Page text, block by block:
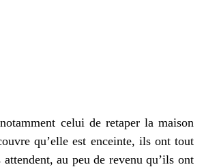
celui de retaper la maison
qu’elle est enceinte, ils ont tout
au peu de revenu qu’ils ont